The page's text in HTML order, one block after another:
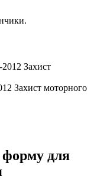
Захист моторного
форму для